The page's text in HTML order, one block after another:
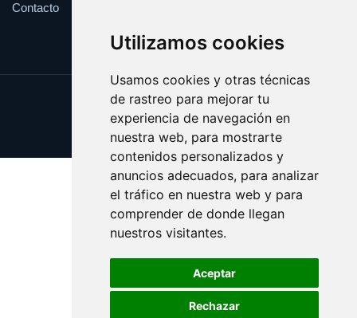
Utilizamos cookies
Usamos cookies y otras técnicas
de rastreo para mejorar tu
experiencia de navegación en
nuestra web, para mostrarte
contenidos personalizados y
anuncios adecuados, para analizar
el tráfico en nuestra web y para
comprender de donde llegan
nuestros visitantes.
Aceptar
Rechazar
Contacto
Update cookies preferences
Copyright © 2025 fiduciaria.es